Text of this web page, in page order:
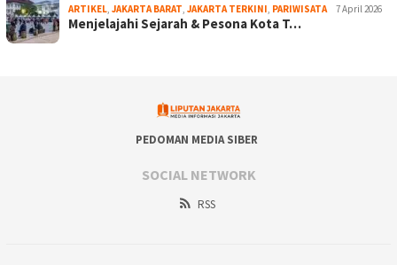
ARTIKEL JAKARTA BARAT JAKARTA TERKINI PARIWISATA 7 April 2026
Menjelajahi Sejarah & Pesona Kota T…
PEDOMAN MEDIA SIBER
SOCIAL NETWORK
RSS